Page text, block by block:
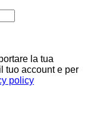
la tua
tuo account e per
policy